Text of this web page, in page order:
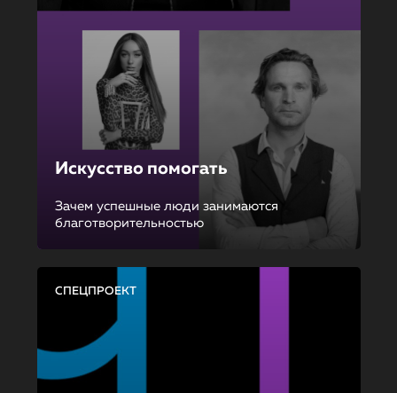
Искусство помогать
Зачем успешные люди занимаются
благотворительностью
СПЕЦПРОЕКТ